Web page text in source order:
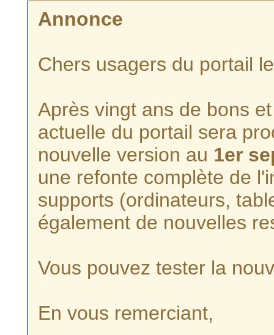
Annonce
Chers usagers du portail
Après vingt ans de bons
actuelle du portail sera
nouvelle version au 1er
une refonte complète de
supports (ordinateurs,
également de nouvelles
Vous pouvez tester la
En vous remerciant,